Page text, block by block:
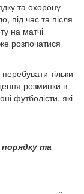
та охорону
під час та після
на матчі
розпочатися
тільки
розминки в
футболісти, які
та